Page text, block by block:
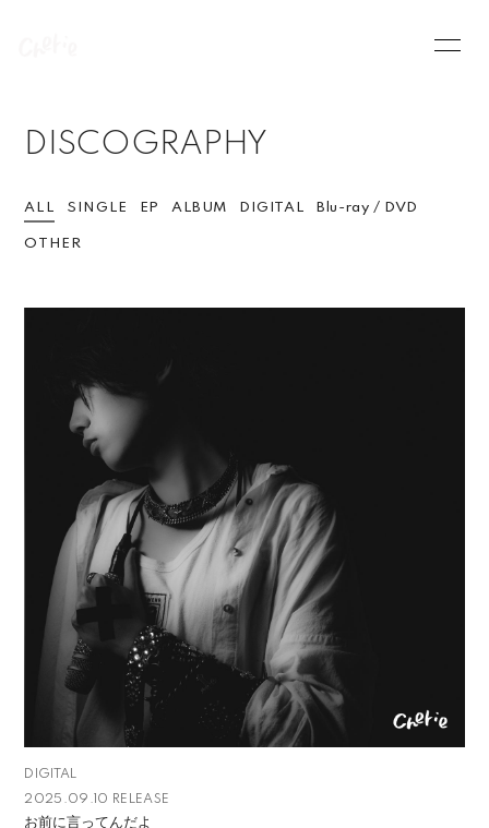
SCHEDULE PROFILE
VIDEO DISCOGRAPHY
DISCOGRAPHY
ALL SINGLE EP ALBUM DIGITAL Blu-ray / DVD
OTHER
DIGITAL
2025.09.10 RELEASE
お前に言ってんだよ